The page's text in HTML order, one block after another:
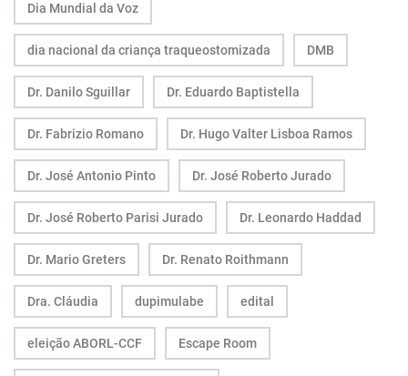
Dia Mundial da Voz
dia nacional da criança traqueostomizada DMB
Dr. Danilo Sguillar Dr. Eduardo Baptistella
Dr. Fabrizio Romano Dr. Hugo Valter Lisboa Ramos
Dr. José Antonio Pinto Dr. José Roberto Jurado
Dr. José Roberto Parisi Jurado Dr. Leonardo Haddad
Dr. Mario Greters Dr. Renato Roithmann
Dra. Cláudia dupimulabe edital
eleição ABORL-CCF Escape Room